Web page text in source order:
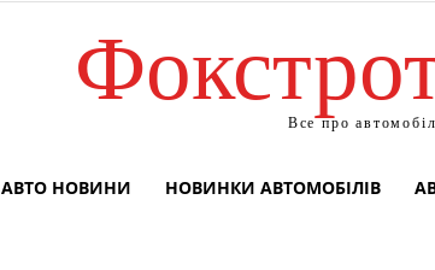
Все про
АВТО НОВИНИ НОВИНКИ АВТОМОБІЛІВ